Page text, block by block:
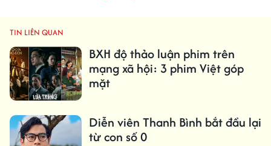
TIN LIÊN QUAN
BXH độ thảo luận phim trên
mạng xã hội: 3 phim Việt góp
mặt
Diễn viên Thanh Bình bắt đầu lại
từ con số 0